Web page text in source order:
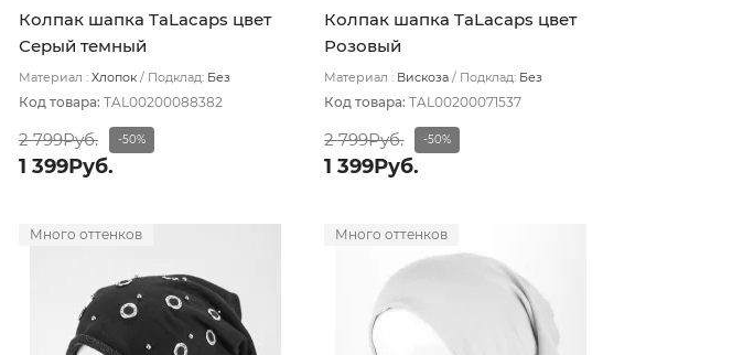
Колпак шапка TaLacaps цвет
Серый темный
Материал : Хлопок Подклад: Без
Код товара: TAL00200088382
2 799Руб. -50%
1 399Руб.
Колпак шапка TaLacaps цвет
Розовый
Материал : Вискоза Подклад: Без
Код товара:TAL00200071537
2 799Руб. -50%
1 399Руб.
Много оттенков Много оттенков